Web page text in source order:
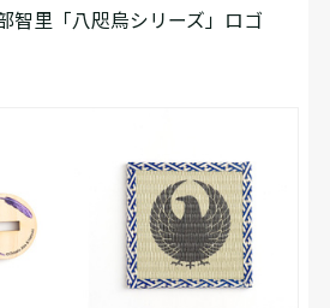
智里「八咫烏シリーズ」ロゴ